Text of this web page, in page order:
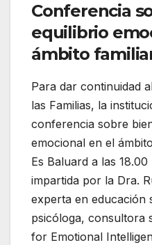
Conferencia
equilibrio
ámbito
Para dar continuidad
las Familias, la
conferencia sobre
emocional en el
Es Baluard a las
impartida por la Dra.
experta en educación
psicóloga, consultora
for Emotional